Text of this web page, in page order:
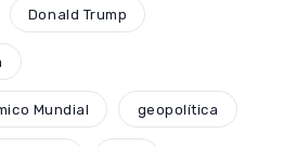
Donald Trump
Mundial geopolítica